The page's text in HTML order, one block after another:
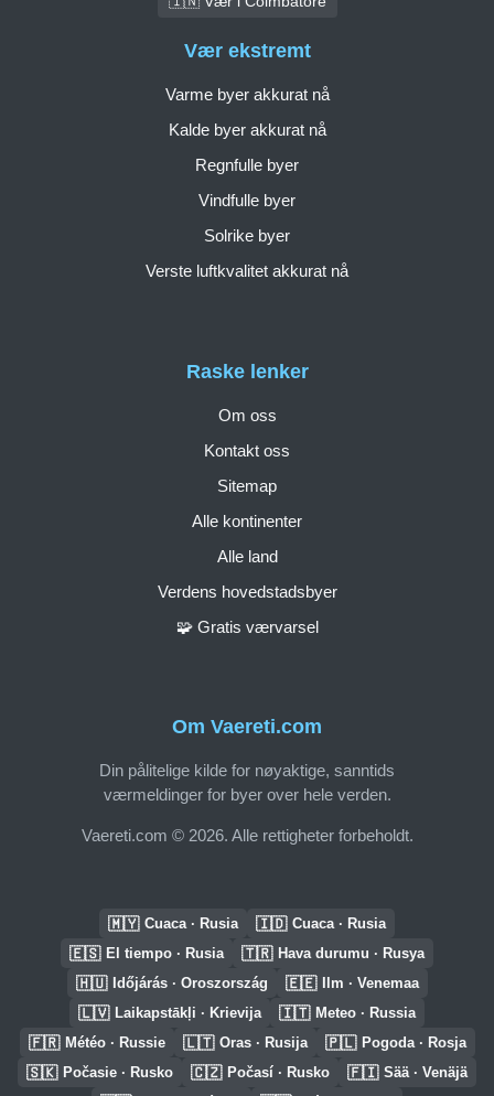
Om Vaereti.com
Din pålitelige kilde for nøyaktige, sanntids
værmeldinger for byer over hele verden.
Vaereti.com © 2026. Alle rettigheter forbeholdt.
Raske lenker
Om oss
Kontakt oss
Sitemap
Alle kontinenter
Alle land
Verdens hovedstadsbyer
🧩 Gratis værvarsel
Vær ekstremt
Varme byer akkurat nå
Kalde byer akkurat nå
Regnfulle byer
Vindfulle byer
Solrike byer
Verste luftkvalitet akkurat nå
🇲🇾 Cuaca · Rusia 🇮🇩 Cuaca · Rusia
🇪🇸 El tiempo · Rusia 🇹🇷 Hava durumu · Rusya
🇭🇺 Időjárás · Oroszország 🇪🇪 Ilm · Venemaa
🇱🇻 Laikapstākļi · Krievija 🇮🇹 Meteo · Russia
🇫🇷 Météo · Russie 🇱🇹 Oras · Rusija 🇵🇱 Pogoda · Rosja
🇸🇰 Počasie · Rusko 🇨🇿 Počasí · Rusko 🇫🇮 Sää · Venäjä